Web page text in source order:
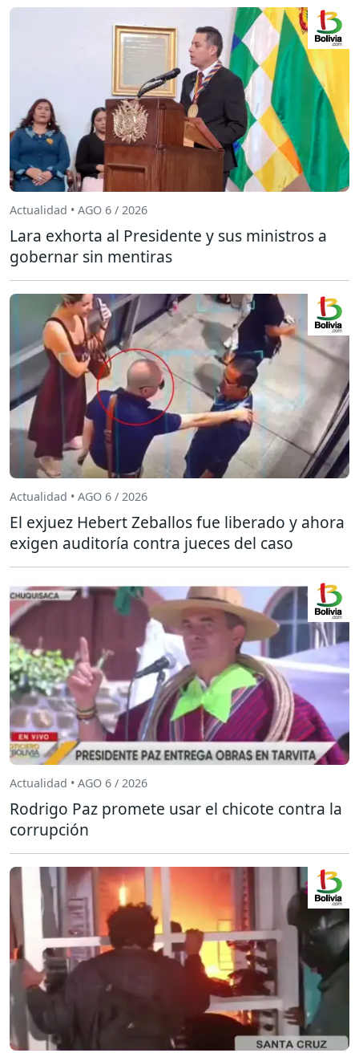
Actualidad • AGO 6 / 2026
Lara exhorta al Presidente y sus ministros a
gobernar sin mentiras
Actualidad • AGO 6 / 2026
El exjuez Hebert Zeballos fue liberado y ahora
exigen auditoría contra jueces del caso
Actualidad • AGO 6 / 2026
Rodrigo Paz promete usar el chicote contra la
corrupción